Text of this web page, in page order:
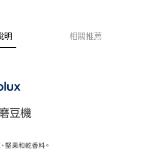
」】
到商品之後才付款」的支付方式。 讓您購物簡單
、不需綁卡、不需儲值。
，簡訊認證，即可結帳。
服務後，再付款。
結帳流程】
含以上)免運費
明 相關推薦